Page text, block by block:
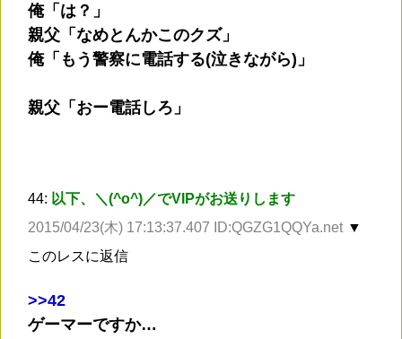
俺「は？」
親父「なめとんかこのクズ」
俺「もう警察に電話する(泣きながら)」
親父「おー電話しろ」
44: 以下、＼(^o^)／でVIPがお送りします
2015/04/23(木) 17:13:37.407 ID:QGZG1QQYa.net ▼
このレスに返信
>>42
ゲーマーですか…